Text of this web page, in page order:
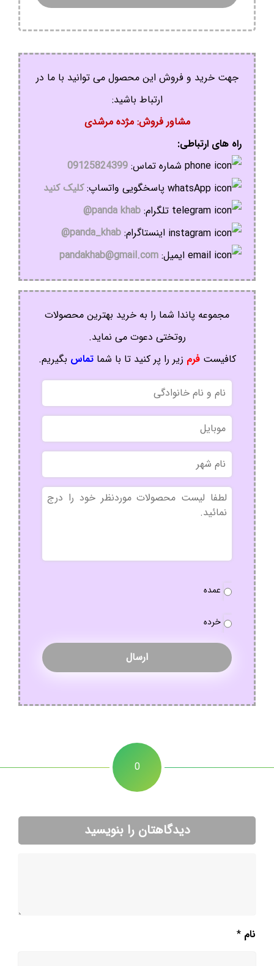
جهت خرید و فروش این محصول می توانید با ما در
ارتباط باشید:
مشاور فروش: مژده مرشدی
راه های ارتباطی:
شماره تماس: 09125824399
پاسخگویی واتساپ:کلیک کنید
تلگرام: panda khab@
اینستاگرام: panda_khab@
ایمیل: pandakhab@gmail.com
مجموعه پاندا شما را به خرید بهترین محصولات
روتختی دعوت می نماید.
کافیستفرم زیر را پر کنید تا با شماتماس بگیریم.
نام
و
نام
خانوادگی
موبایل
نام
شهر
بدون
عنوان
نوع
عمده
خرده
0
دیدگاهتان را بنویسید
نام *